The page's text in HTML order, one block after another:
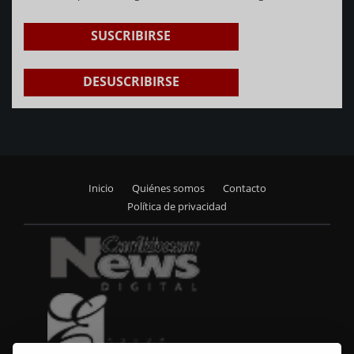
SUSCRIBIRSE
DESUSCRIBIRSE
menu
Inicio Quiénes somos
Contacto
Política de privacidad